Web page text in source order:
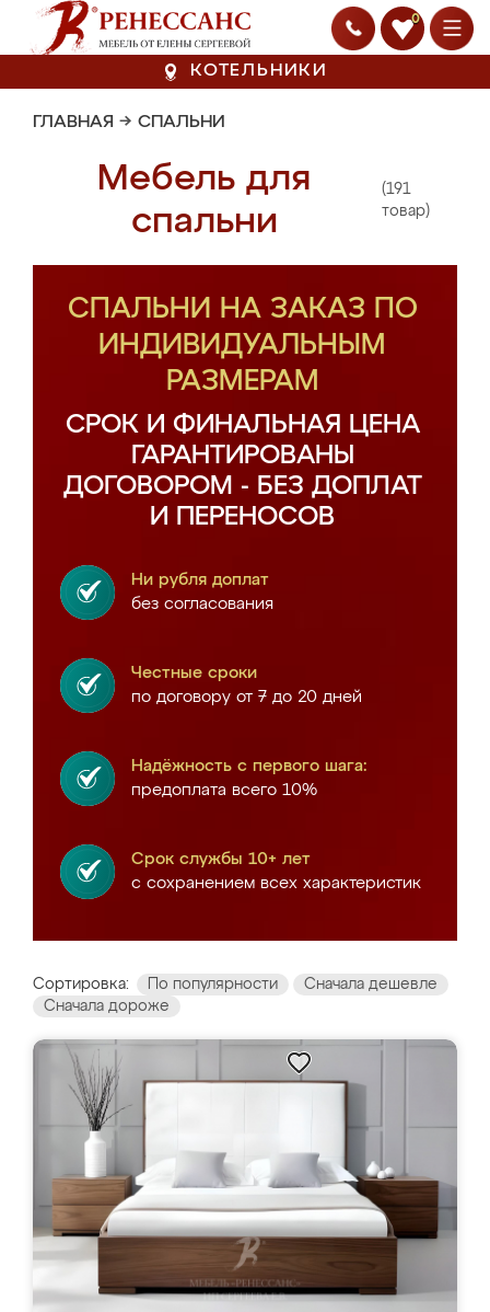
0
КОТЕЛЬНИКИ
ГЛАВНАЯ → СПАЛЬНИ
Мебель для
спальни
(191
товар)
СПАЛЬНИ НА ЗАКАЗ ПО
ИНДИВИДУАЛЬНЫМ
РАЗМЕРАМ
СРОК И ФИНАЛЬНАЯ ЦЕНА
ГАРАНТИРОВАНЫ
ДОГОВОРОМ - БЕЗ ДОПЛАТ
И ПЕРЕНОСОВ
Ни рубля доплат
без согласования
Честные сроки
по договору от 7 до 20 дней
Надёжность с первого шага:
предоплата всего 10%
Срок службы 10+ лет
с сохранением всех характеристик
Сортировка: По популярности
Сначала дешевле
Сначала дороже